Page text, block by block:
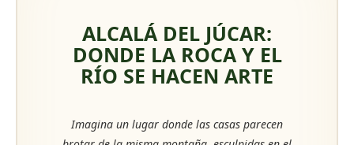
ALCALÁ DEL JÚCAR:
DONDE LA ROCA Y EL
RÍO SE HACEN ARTE
Imagina un lugar donde las casas parecen